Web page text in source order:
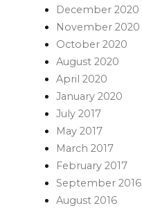
December 2020
November 2020
October 2020
August 2020
April 2020
January 2020
July 2017
May 2017
March 2017
February 2017
September 2016
August 2016